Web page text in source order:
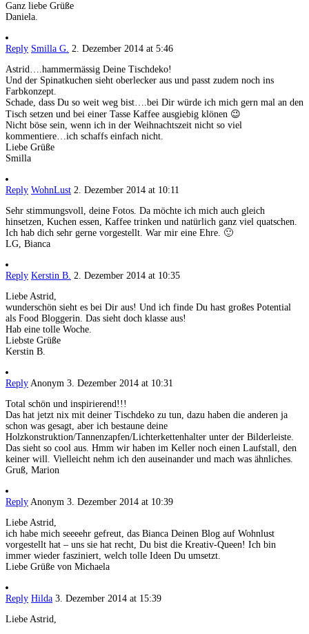
Ganz liebe Grüße
Daniela.
Reply Smilla G. 2. Dezember 2014 at 5:46
Astrid….hammermässig Deine Tischdeko!
Und der Spinatkuchen sieht oberlecker aus und passt zudem noch ins
Farbkonzept.
Schade, dass Du so weit weg bist….bei Dir würde ich mich gern mal an den
Tisch setzen und bei einer Tasse Kaffee ausgiebig klönen 😉
Nicht böse sein, wenn ich in der Weihnachtszeit nicht so viel
kommentiere…ich schaffs einfach nicht.
Liebe Grüße
Smilla
Reply WohnLust 2. Dezember 2014 at 10:11
Sehr stimmungsvoll, deine Fotos. Da möchte ich mich auch gleich
hinsetzen, Kuchen essen, Kaffee trinken und natürlich ganz viel quatschen.
Ich hab dich sehr gerne vorgestellt. War mir eine Ehre. 🙂
LG, Bianca
Reply Kerstin B. 2. Dezember 2014 at 10:35
Liebe Astrid,
wunderschön sieht es bei Dir aus! Und ich finde Du hast großes Potential
als Food Bloggerin. Das sieht doch klasse aus!
Hab eine tolle Woche.
Liebste Grüße
Kerstin B.
Reply Anonym 3. Dezember 2014 at 10:31
Total schön und inspirierend!!!
Das hat jetzt nix mit deiner Tischdeko zu tun, dazu haben die anderen ja
schon was gesagt, aber ich bestaune deine
Holzkonstruktion/Tannenzapfen/Lichterkettenhalter unter der Bilderleiste.
Das sieht so cool aus. Hmm wir haben im Keller noch einen Laufstall, den
keiner will. Vielleicht nehm ich den auseinander und mach was ähnliches.
Gruß, Marion
Reply Anonym 3. Dezember 2014 at 10:39
Liebe Astrid,
ich habe mich seeeehr gefreut, das Bianca Deinen Blog auf Wohnlust
vorgestellt hat – uns sie hat recht, Du bist die Kreativ-Queen! Ich bin
immer wieder fasziniert, welch tolle Ideen Du umsetzt.
Liebe Grüße von Michaela
Reply Hilda 3. Dezember 2014 at 15:39
Liebe Astrid,